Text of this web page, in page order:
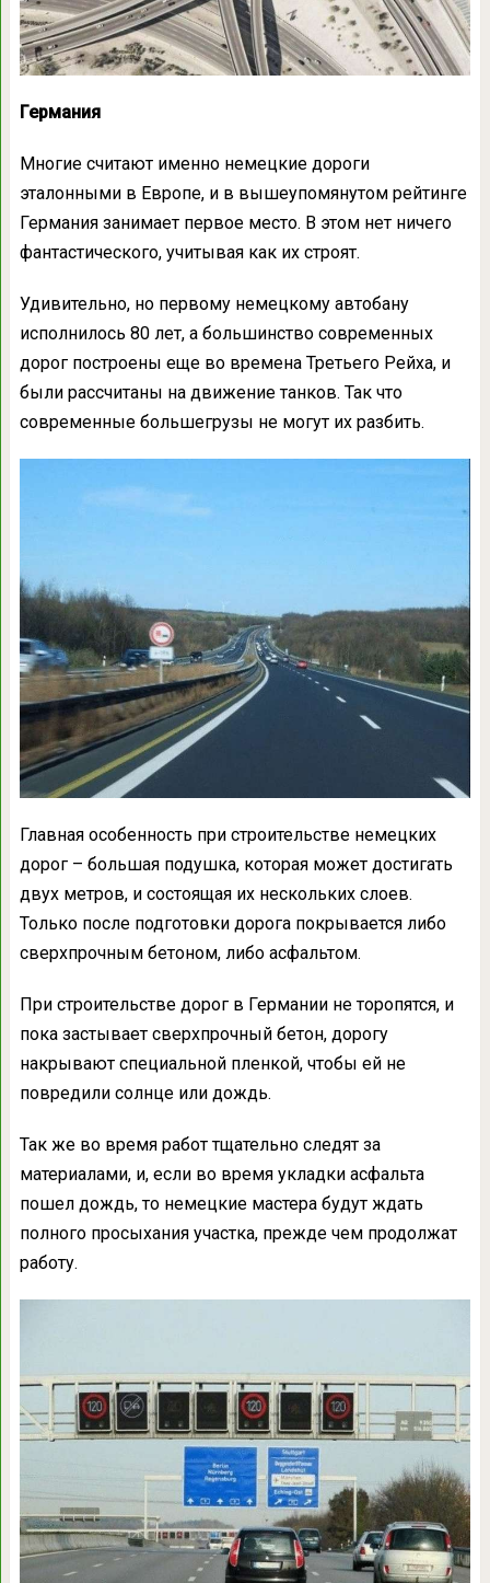
Германия
Многие считают именно немецкие дороги
эталонными в Европе, и в вышеупомянутом рейтинге
Германия занимает первое место. В этом нет ничего
фантастического, учитывая как их строят.
Удивительно, но первому немецкому автобану
исполнилось 80 лет, а большинство современных
дорог построены еще во времена Третьего Рейха, и
были рассчитаны на движение танков. Так что
современные большегрузы не могут их разбить.
Главная особенность при строительстве немецких
дорог – большая подушка, которая может достигать
двух метров, и состоящая их нескольких слоев.
Только после подготовки дорога покрывается либо
сверхпрочным бетоном, либо асфальтом.
При строительстве дорог в Германии не торопятся, и
пока застывает сверхпрочный бетон, дорогу
накрывают специальной пленкой, чтобы ей не
повредили солнце или дождь.
Так же во время работ тщательно следят за
материалами, и, если во время укладки асфальта
пошел дождь, то немецкие мастера будут ждать
полного просыхания участка, прежде чем продолжат
работу.